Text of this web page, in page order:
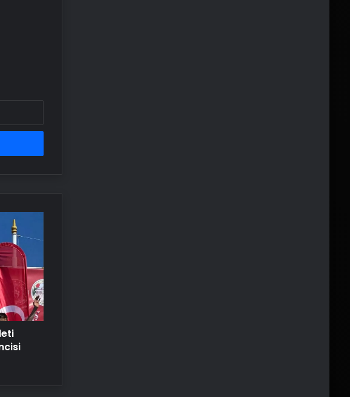
zehirledii!
2026 YKS
Google
Web